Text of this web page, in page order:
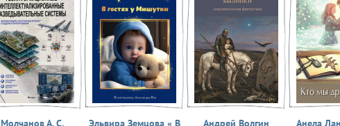
Молчанов А. С.
Эльвира Земцова « В
Андрей Волгин
Анела